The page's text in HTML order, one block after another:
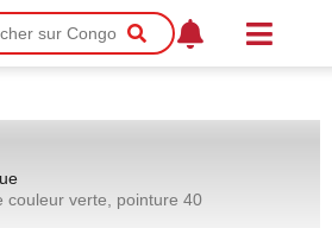
couleur verte, pointure 40